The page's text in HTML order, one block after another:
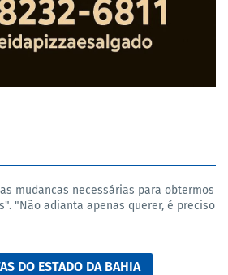
mudancas necessárias para obtermos
"Não adianta apenas querer, é preciso
DO ESTADO DA BAHIA